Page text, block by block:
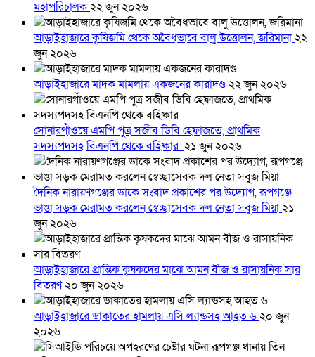
মহাপরিচালক২২ জুন ২০২৬
আড়াইহাজারে কৃষিজমি থেকে অবৈধভাবে বালু উত্তোলন, জরিমানা২২
জুন ২০২৬
আড়াইহাজারে মাদক মামলায় একজনের কারাদণ্ড২২ জুন ২০২৬
সোনারগাঁওয়ে এমপি পুত্র সজীব ডিবি হেফাজতে, প্রাথমিক
সদস্যপদসহ বিএনপি থেকে বহিষ্কার ২১ জুন ২০২৬
দৈনিক নারায়ণগঞ্জের ডাকে সংবাদ প্রকাশের পর উদ্যোগ, রূপগঞ্জে
ভাঙা সড়ক মেরামত করলেন স্বেচ্ছাসেবক দল নেতা সবুজ মিয়া২১
জুন ২০২৬
আড়াইহাজারে প্রান্তিক কৃষকদের মাঝে আমন বীজ ও রাসায়নিক সার
বিতরণ২০ জুন ২০২৬
আড়াইহাজারে ডাকাতের হামলায় এসি ল্যান্ডসহ আহত ৬২০ জুন
২০২৬